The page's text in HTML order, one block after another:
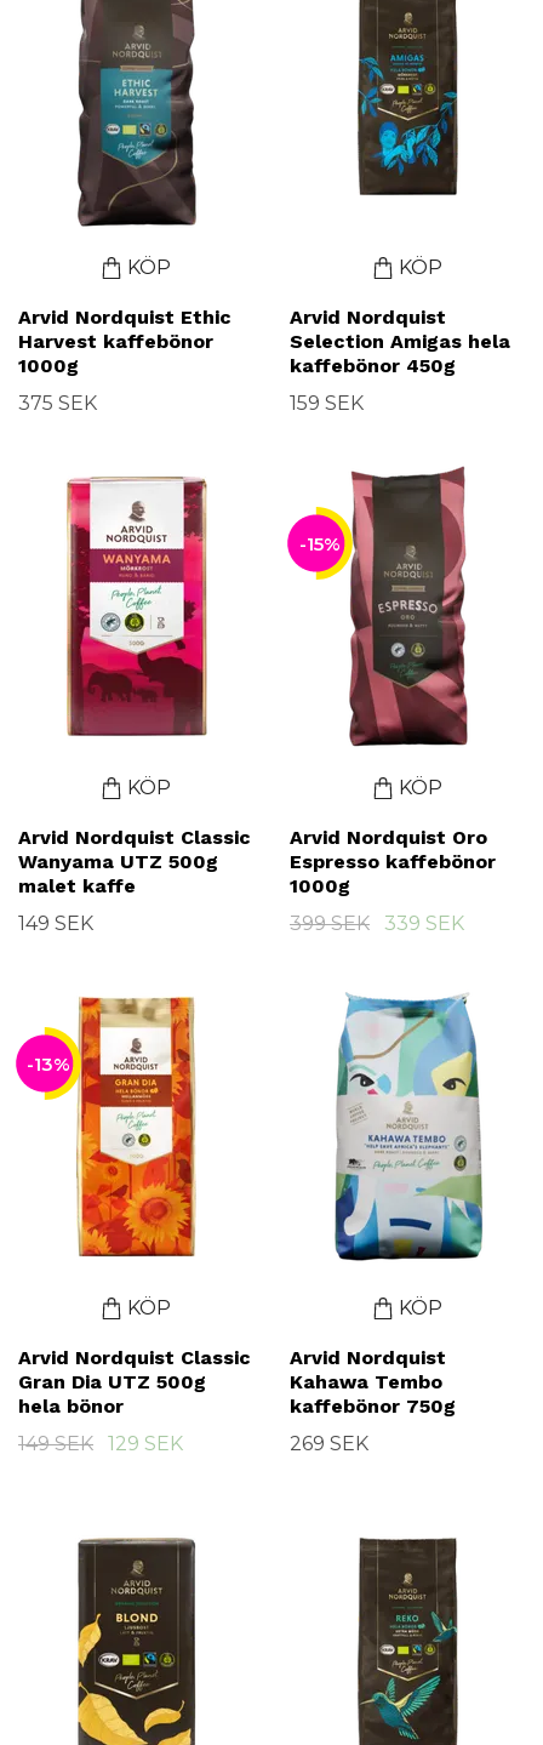
KÖP
Arvid Nordquist Ethic
Harvest kaffebönor
1000g
375 SEK
KÖP
Arvid Nordquist
Selection Amigas hela
kaffebönor 450g
159 SEK
KÖP
Arvid Nordquist Classic
Wanyama UTZ 500g
malet kaffe
149 SEK
-15%
KÖP
Arvid Nordquist Oro
Espresso kaffebönor
1000g
399 SEK
339 SEK
-13%
KÖP
Arvid Nordquist Classic
Gran Dia UTZ 500g
hela bönor
149 SEK
129 SEK
KÖP
Arvid Nordquist
Kahawa Tembo
kaffebönor 750g
269 SEK